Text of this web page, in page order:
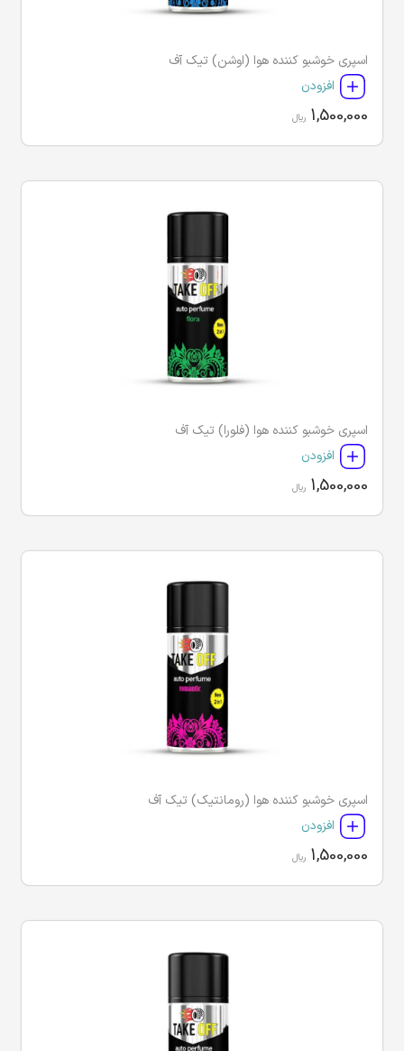
اسپری خوشبو کننده هوا (اوشن) تیک آف
افزودن
1,500,000 ریال
اسپری خوشبو کننده هوا (فلورا) تیک آف
افزودن
1,500,000 ریال
اسپری خوشبو کننده هوا (رومانتیک) تیک آف
افزودن
1,500,000 ریال